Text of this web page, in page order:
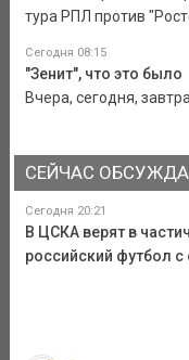
тура РПЛ против
Сегодня 08:15
"Зенит", что это было
Вчера, сегодня,
СЕЙЧАС
Сегодня 20:21
В ЦСКА верят в
российский футбол